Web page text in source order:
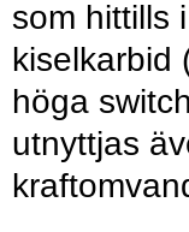
som hittills
kiselkarbid
höga
utnyttjas